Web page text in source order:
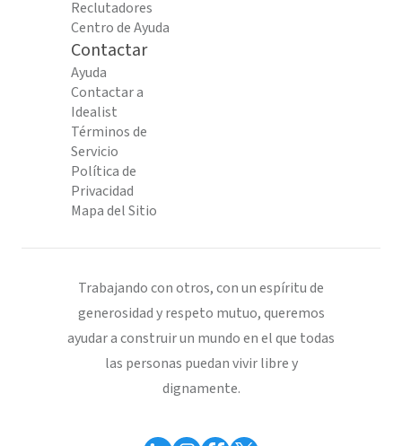
Reclutadores
Centro de Ayuda
Contactar
Ayuda
Contactar a
Idealist
Términos de
Servicio
Política de
Privacidad
Mapa del Sitio
Trabajando con otros, con un espíritu de
generosidad y respeto mutuo, queremos
ayudar a construir un mundo en el que todas
las personas puedan vivir libre y
dignamente.